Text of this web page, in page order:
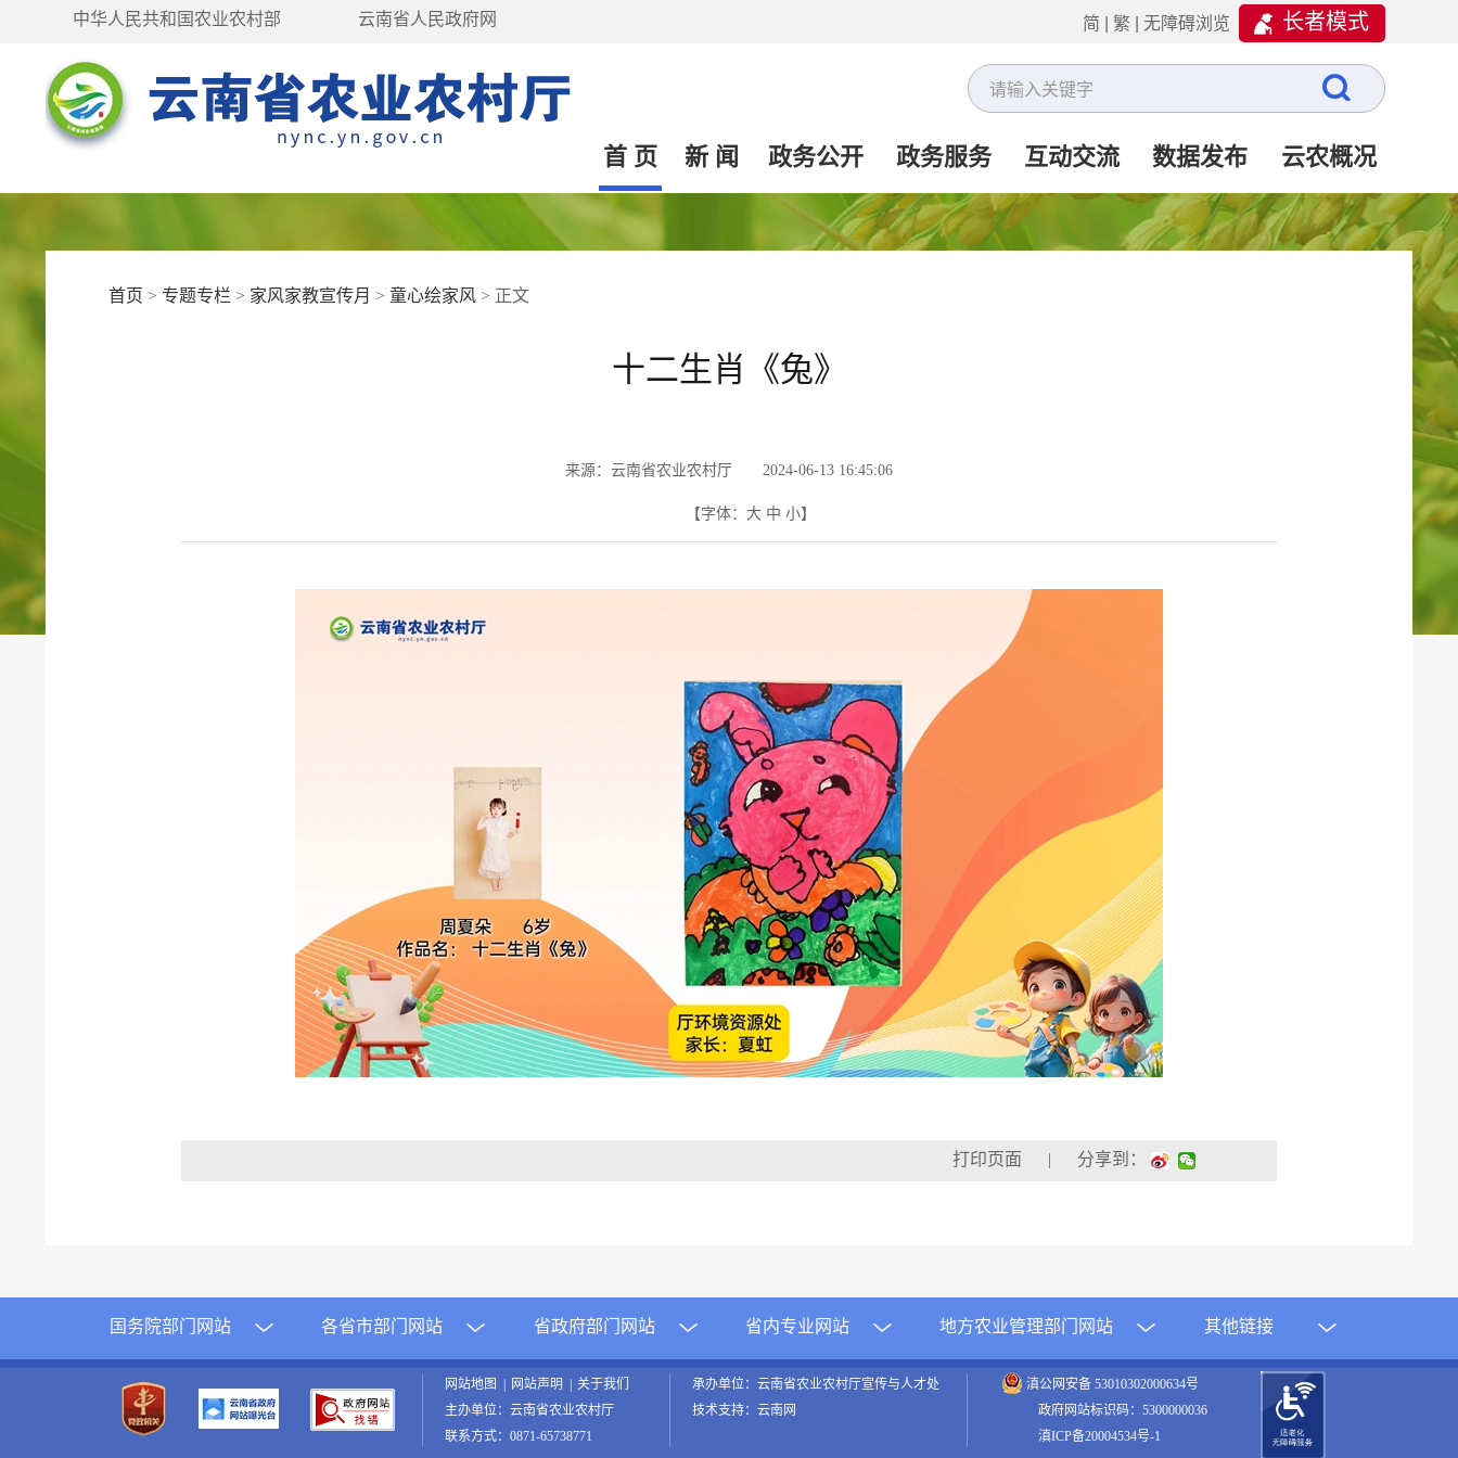
中华人民共和国农业农村部 云南省人民政府网 简 繁| 无障碍浏览 长者模式
首 页 新 闻 政务公开 政务服务 互动交流 数据发布 云农概况
首页 > 专题专栏 > 家风家教宣传月 > 童心绘家风> 正文
十二生肖《兔》
来源：云南省农业农村厅 2024-06-13 16:45:06
【字体： 大 中 小】
| 分享到：
国务院部门网站 各省市部门网站 省政府部门网站 省内专业网站 地方农业管理部门网站 其他链接
网站地图 | 网站声明 |关于我们
主办单位：云南省农业农村厅
联系方式：0871-65738771
承办单位：云南省农业农村厅宣传与人才处
技术支持：云南网
滇公网安备 53010302000634号
政府网站标识码：5300000036
滇ICP备20004534号-1